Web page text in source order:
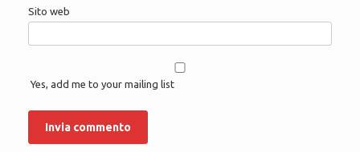
Sito web
Yes, add me to your mailing list